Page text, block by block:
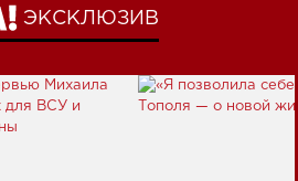
ЭКСКЛЮЗИВ